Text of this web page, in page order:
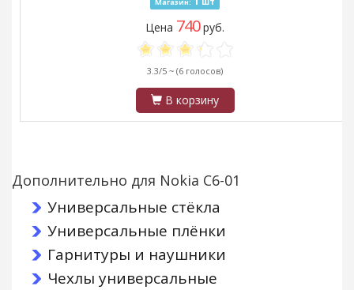
Магазин:
Цена 740руб.
3.3/5 ~ (6 голосов)
В корзину
Дополнительно для Nokia C6-01
Универсальные стёкла
Универсальные плёнки
Гарнитуры и наушники
Чехлы универсальные